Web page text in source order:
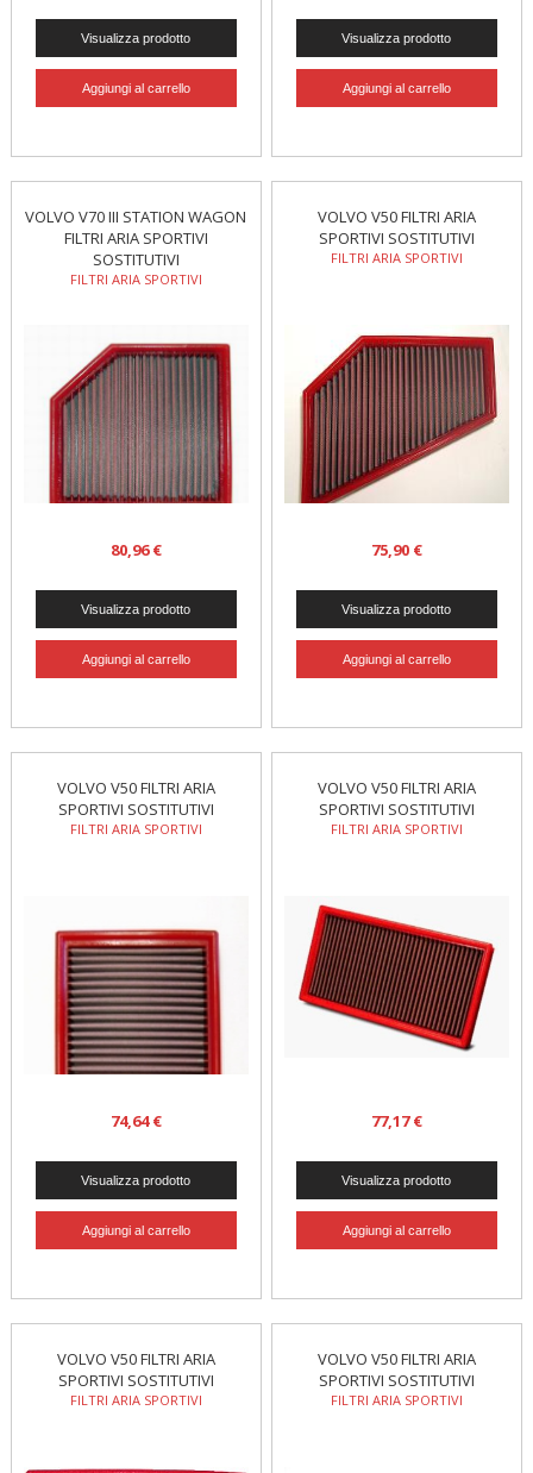
VOLVO V70 III STATION WAGON
FILTRI ARIA SPORTIVI
SOSTITUTIVI
FILTRI ARIA SPORTIVI
80,96 €
VOLVO V50 FILTRI ARIA
SPORTIVI SOSTITUTIVI
FILTRI ARIA SPORTIVI
75,90 €
VOLVO V50 FILTRI ARIA
SPORTIVI SOSTITUTIVI
FILTRI ARIA SPORTIVI
74,64 €
VOLVO V50 FILTRI ARIA
SPORTIVI SOSTITUTIVI
FILTRI ARIA SPORTIVI
77,17 €
VOLVO V50 FILTRI ARIA
SPORTIVI SOSTITUTIVI
FILTRI ARIA SPORTIVI
VOLVO V50 FILTRI ARIA
SPORTIVI SOSTITUTIVI
FILTRI ARIA SPORTIVI